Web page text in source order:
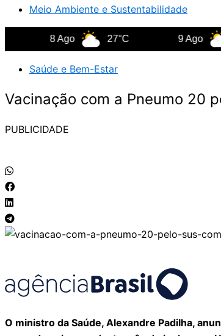
Meio Ambiente e Sustentabilidade
27°C
Saúde e Bem-Estar
Vacinação com a Pneumo 20
PUBLICIDADE
O ministro da Saúde, Alexandre Padilha,